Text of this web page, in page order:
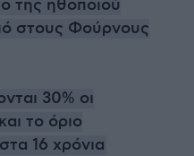
της ηθοποιού
στους Φούρνους
30% οι
το όριο
16 χρόνια